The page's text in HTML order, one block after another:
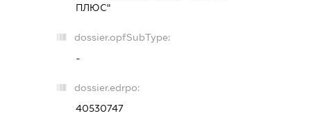
ПЛЮС"
dossier.opfSubType:
-
dossier.edrpo:
40530747